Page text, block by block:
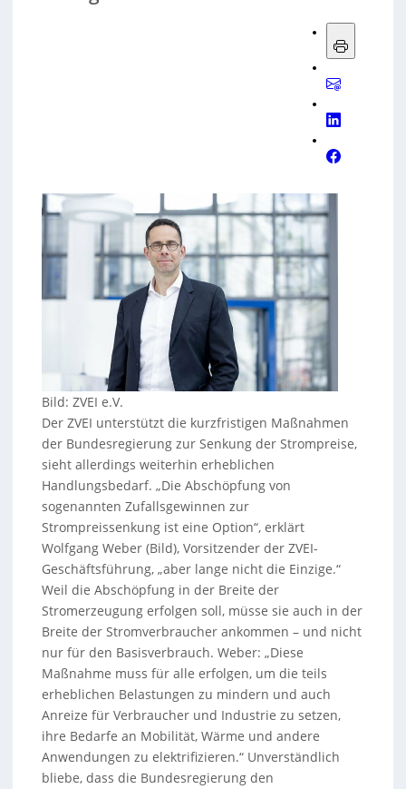
Bild: ZVEI e.V.
Der ZVEI unterstützt die kurzfristigen Maßnahmen
der Bundesregierung zur Senkung der Strompreise,
sieht allerdings weiterhin erheblichen
Handlungsbedarf. „Die Abschöpfung von
sogenannten Zufallsgewinnen zur
Strompreissenkung ist eine Option“, erklärt
Wolfgang Weber (Bild), Vorsitzender der ZVEI-
Geschäftsführung, „aber lange nicht die Einzige.“
Weil die Abschöpfung in der Breite der
Stromerzeugung erfolgen soll, müsse sie auch in der
Breite der Stromverbraucher ankommen – und nicht
nur für den Basisverbrauch. Weber: „Diese
Maßnahme muss für alle erfolgen, um die teils
erheblichen Belastungen zu mindern und auch
Anreize für Verbraucher und Industrie zu setzen,
ihre Bedarfe an Mobilität, Wärme und andere
Anwendungen zu elektrifizieren.“ Unverständlich
bliebe, dass die Bundesregierung den